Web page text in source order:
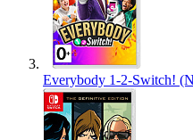
Everybody 1-2-Switch!